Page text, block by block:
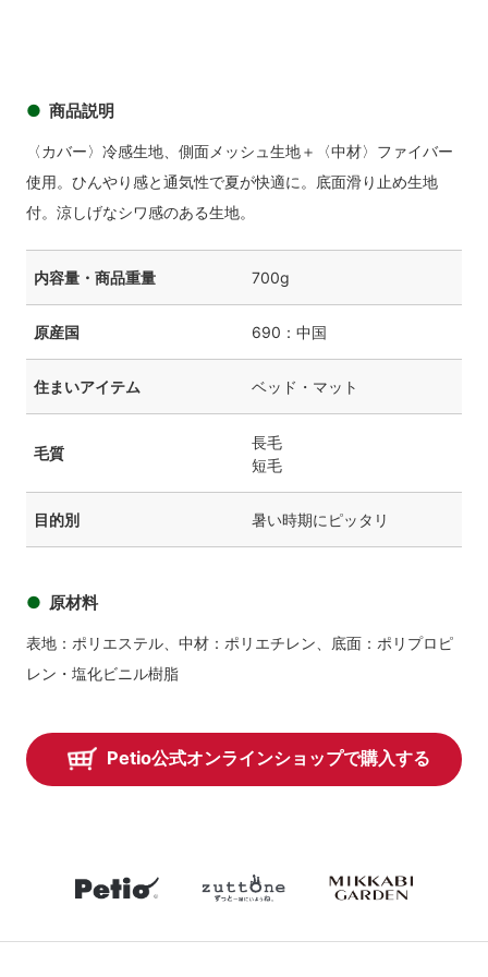
商品説明
〈カバー〉冷感生地、側面メッシュ生地＋〈中材〉ファイバー
使用。ひんやり感と通気性で夏が快適に。底面滑り止め生地
付。涼しげなシワ感のある生地。
内容量・商品重量 700g
原産国 690：中国
住まいアイテム ベッド・マット
毛質
長毛
短毛
目的別 暑い時期にピッタリ
原材料
表地：ポリエステル、中材：ポリエチレン、底面：ポリプロピ
レン・塩化ビニル樹脂
Petio公式オンラインショップで購入する